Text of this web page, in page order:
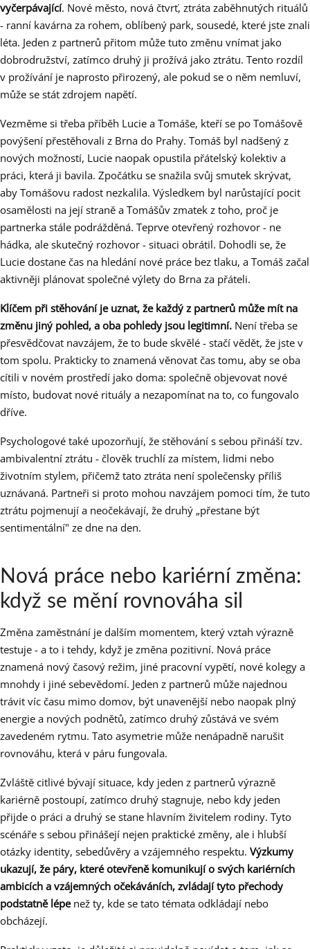
vyčerpávající. Nové město, nová čtvrť, ztráta zaběhnutých rituálů
- ranní kavárna za rohem, oblíbený park, sousedé, které jste znali
léta. Jeden z partnerů přitom může tuto změnu vnímat jako
dobrodružství, zatímco druhý ji prožívá jako ztrátu. Tento rozdíl
v prožívání je naprosto přirozený, ale pokud se o něm nemluví,
může se stát zdrojem napětí.
Vezměme si třeba příběh Lucie a Tomáše, kteří se po Tomášově
povýšení přestěhovali z Brna do Prahy. Tomáš byl nadšený z
nových možností, Lucie naopak opustila přátelský kolektiv a
práci, která ji bavila. Zpočátku se snažila svůj smutek skrývat,
aby Tomášovu radost nezkalila. Výsledkem byl narůstající pocit
osamělosti na její straně a Tomášův zmatek z toho, proč je
partnerka stále podrážděná. Teprve otevřený rozhovor - ne
hádka, ale skutečný rozhovor - situaci obrátil. Dohodli se, že
Lucie dostane čas na hledání nové práce bez tlaku, a Tomáš začal
aktivněji plánovat společné výlety do Brna za přáteli.
Klíčem při stěhování je uznat, že každý z partnerů může mít na
změnu jiný pohled, a oba pohledy jsou legitimní. Není třeba se
přesvědčovat navzájem, že to bude skvělé - stačí vědět, že jste v
tom spolu. Prakticky to znamená věnovat čas tomu, aby se oba
cítili v novém prostředí jako doma: společně objevovat nové
místo, budovat nové rituály a nezapomínat na to, co fungovalo
dříve.
Psychologové také upozorňují, že stěhování s sebou přináší tzv.
ambivalentní ztrátu - člověk truchlí za místem, lidmi nebo
životním stylem, přičemž tato ztráta není společensky příliš
uznávaná. Partneři si proto mohou navzájem pomoci tím, že tuto
ztrátu pojmenují a neočekávají, že druhý „přestane být
sentimentální" ze dne na den.
Nová práce nebo kariérní změna:
když se mění rovnováha sil
Změna zaměstnání je dalším momentem, který vztah výrazně
testuje - a to i tehdy, když je změna pozitivní. Nová práce
znamená nový časový režim, jiné pracovní vypětí, nové kolegy a
mnohdy i jiné sebevědomí. Jeden z partnerů může najednou
trávit víc času mimo domov, být unavenější nebo naopak plný
energie a nových podnětů, zatímco druhý zůstává ve svém
zavedeném rytmu. Tato asymetrie může nenápadně narušit
rovnováhu, která v páru fungovala.
Zvláště citlivé bývají situace, kdy jeden z partnerů výrazně
kariérně postoupí, zatímco druhý stagnuje, nebo kdy jeden
přijde o práci a druhý se stane hlavním živitelem rodiny. Tyto
scénáře s sebou přinášejí nejen praktické změny, ale i hlubší
otázky identity, sebedůvěry a vzájemného respektu. Výzkumy
ukazují, že páry, které otevřeně komunikují o svých kariérních
ambicích a vzájemných očekáváních, zvládají tyto přechody
podstatně lépenež ty, kde se tato témata odkládají nebo
obcházejí.